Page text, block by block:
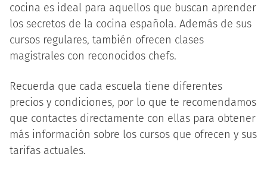
cocina es ideal para aquellos que buscan aprender
los secretos de la cocina española. Además de sus
cursos regulares, también ofrecen clases
magistrales con reconocidos chefs.
Recuerda que cada escuela tiene diferentes
precios y condiciones, por lo que te recomendamos
que contactes directamente con ellas para obtener
más información sobre los cursos que ofrecen y sus
tarifas actuales.